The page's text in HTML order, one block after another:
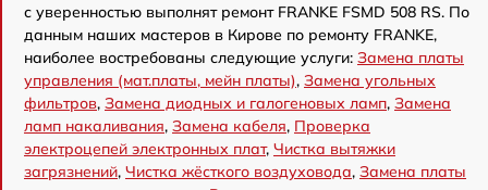
с уверенностью выполнят ремонт FRANKE FSMD 508 RS. По
данным наших мастеров в Кирове по ремонту FRANKE,
наиболее востребованы следующие услуги: Замена платы
управления (мат.платы, мейн платы), Замена угольных
фильтров, Замена диодных и галогеновых ламп, Замена
ламп накаливания, Замена кабеля, Проверка
электроцепей электронных плат, Чистка вытяжки
загрязнений, Чистка жёсткого воздуховода, Замена платы